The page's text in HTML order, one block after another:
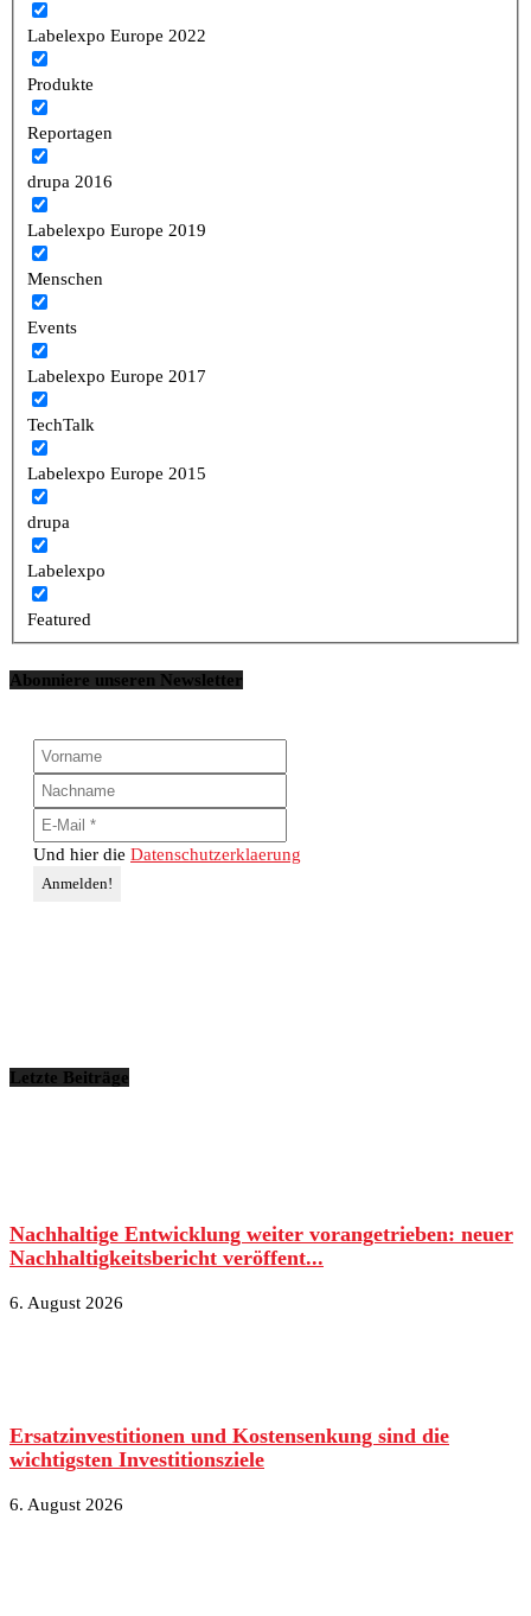
Labelexpo Europe 2022
Produkte
Reportagen
drupa 2016
Labelexpo Europe 2019
Menschen
Events
Labelexpo Europe 2017
TechTalk
Labelexpo Europe 2015
drupa
Labelexpo
Featured
Abonniere unseren Newsletter
Und hier die Datenschutzerklaerung
Letzte Beiträge
Nachhaltige Entwicklung weiter vorangetrieben: neuer
Nachhaltigkeitsbericht veröffent...
6. August 2026
Ersatzinvestitionen und Kostensenkung sind die
wichtigsten Investitionsziele
6. August 2026